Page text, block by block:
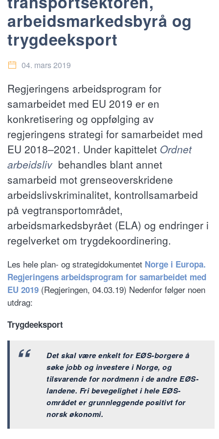
arbeidsmarkedsbyrå og
trygdeeksport
04. mars 2019
Regjeringens arbeidsprogram for
samarbeidet med EU 2019 er en
konkretisering og oppfølging av
regjeringens strategi for samarbeidet med
EU 2018–2021. Under kapittelet Ordnet
arbeidslivbehandles blant annet
samarbeid mot grenseoverskridene
arbeidslivskriminalitet, kontrollsamarbeid
på vegtransportområdet,
arbeidsmarkedsbyrået (ELA) og endringer i
regelverket om trygdekoordinering.
Les hele plan- og strategidokumentet Norge i Europa.
Regjeringens arbeidsprogram for samarbeidet med
EU 2019 (Regjeringen, 04.03.19) Nedenfor følger noen
utdrag:
Trygdeeksport
Det skal være enkelt for EØS-borgere å
søke jobb og investere i Norge, og
tilsvarende for nordmenn i de andre EØS-
landene. Fri bevegelighet i hele EØS-
området er grunnleggende positivt for
norsk økonomi.